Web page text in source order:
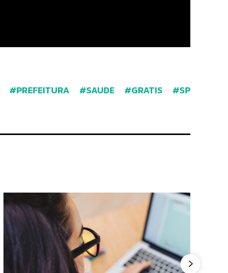
PREFEITURA SAUDE GRATIS SP